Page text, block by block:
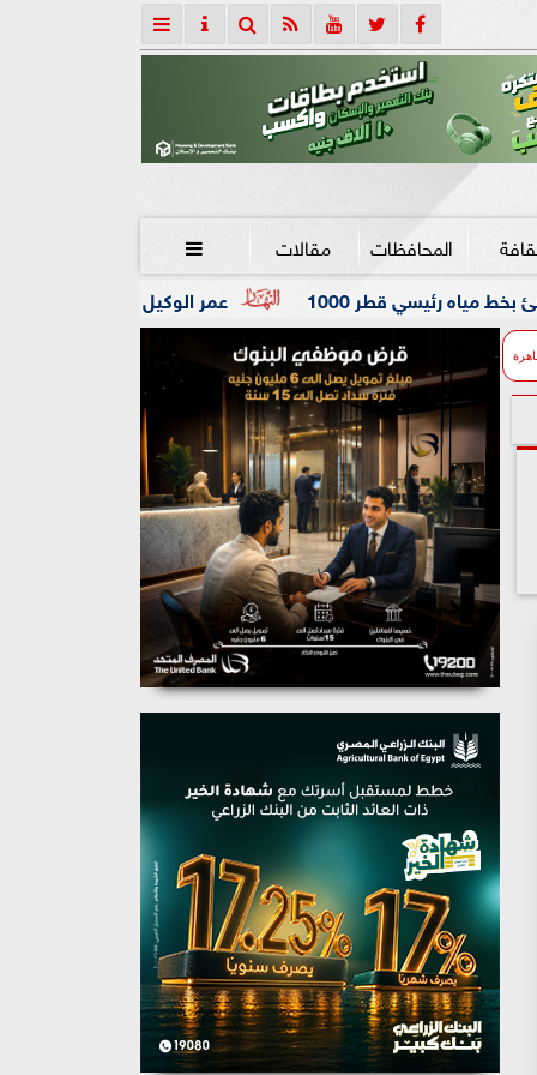
المحافظات مقالات 
عمر الوكيل ”بكار” مدربًا عامًا لفريق كرة اليد بنادي الزمالك